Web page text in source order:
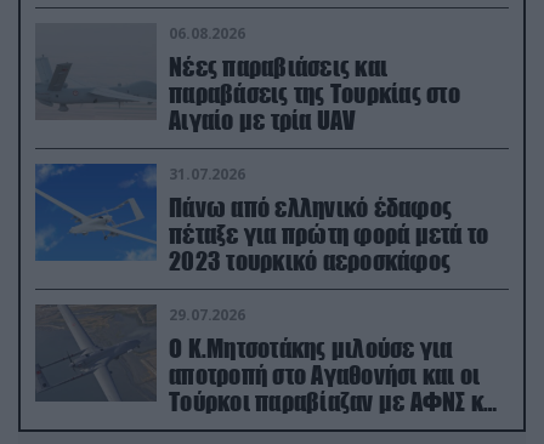
06.08.2026
Νέες παραβιάσεις και
παραβάσεις της Τουρκίας στο
Αιγαίο με τρία UAV
31.07.2026
Πάνω από ελληνικό έδαφος
πέταξε για πρώτη φορά μετά το
2023 τουρκικό αεροσκάφος
29.07.2026
Ο Κ.Μητσοτάκης μιλούσε για
αποτροπή στο Αγαθονήσι και οι
Τούρκοι παραβίαζαν με ΑΦΝΣ και
drone